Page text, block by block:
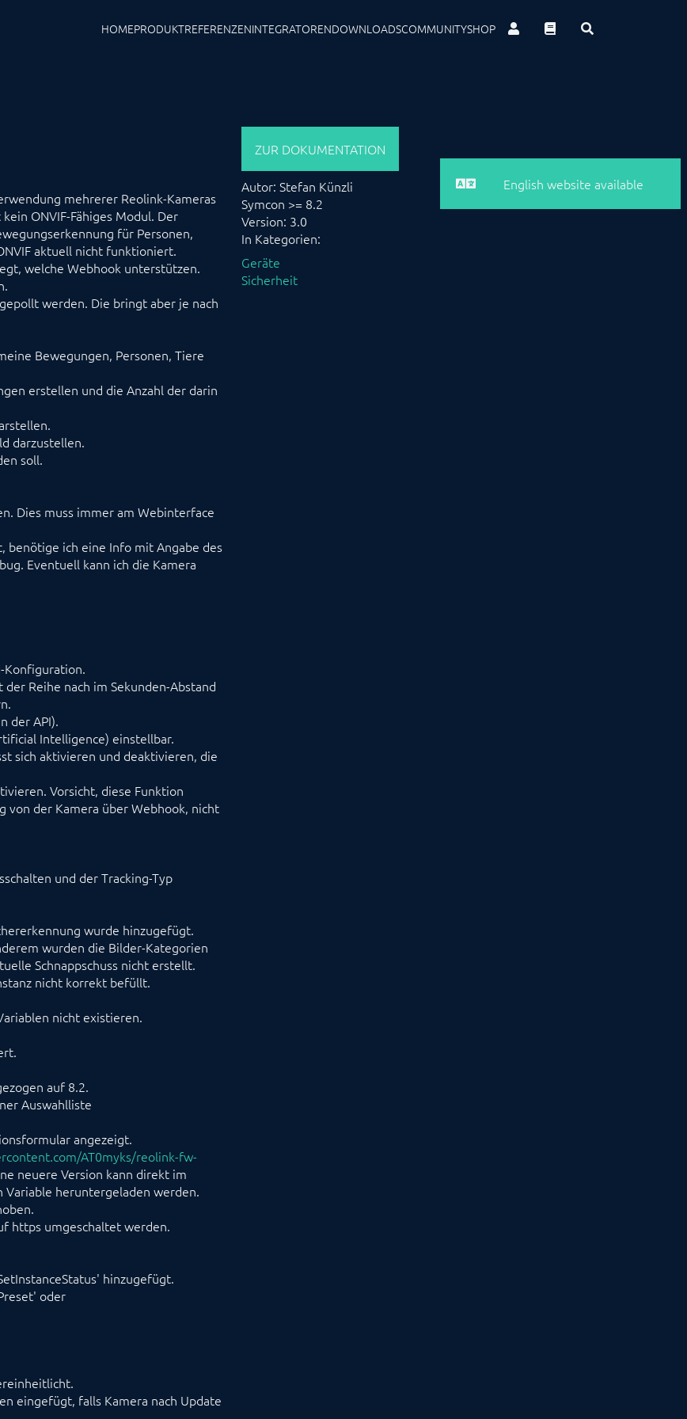
HOMEPRODUKTREFERENZENINTEGRATORENDOWNLOADSCOMMUNITYSHOP
mehrerer Reolink-Kameras
ONVIF-Fähiges Modul. Der
für Personen,
aktuell nicht funktioniert.
welche Webhook unterstützen.
werden. Die bringt aber je nach
Bewegungen, Personen, Tiere
erstellen und die Anzahl der darin
darzustellen.
soll.
Dies muss immer am Webinterface
ich eine Info mit Angabe des
Eventuell kann ich die Kamera
Konfiguration.
Reihe nach im Sekunden-Abstand
der API).
Intelligence) einstellbar.
sich aktivieren und deaktivieren, die
Vorsicht, diese Funktion
der Kamera über Webhook, nicht
und der Tracking-Typ
wurde hinzugefügt.
wurden die Bilder-Kategorien
Schnappschuss nicht erstellt.
nicht korrekt befüllt.
nicht existieren.
auf 8.2.
Auswahlliste
angezeigt.
AT0myks/reolink-fw-
neuere Version kann direkt im
heruntergeladen werden.
https umgeschaltet werden.
hinzugefügt.
oder
eingefügt, falls Kamera nach Update
ZUR DOKUMENTATION
Autor: Stefan Künzli
Symcon >= 8.2
Version: 3.0
In Kategorien:
Geräte
Sicherheit
English website available